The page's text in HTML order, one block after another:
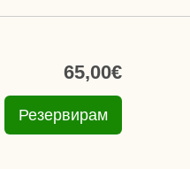
65,00€